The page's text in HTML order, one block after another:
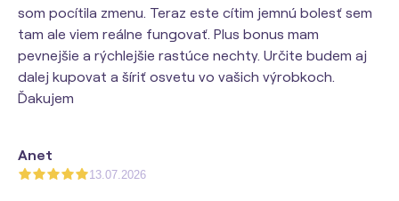
som pocítila zmenu. Teraz este cítim jemnú bolesť sem
tam ale viem reálne fungovať. Plus bonus mam
pevnejšie a rýchlejšie rastúce nechty. Určite budem aj
dalej kupovat a šíriť osvetu vo vašich výrobkoch.
Ďakujem
Anet
13.07.2026